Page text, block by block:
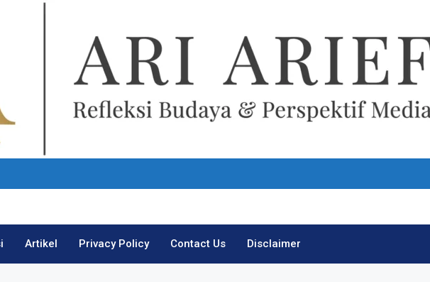
Ari Arief
Artikel Privacy Policy Contact Us Disclaimer